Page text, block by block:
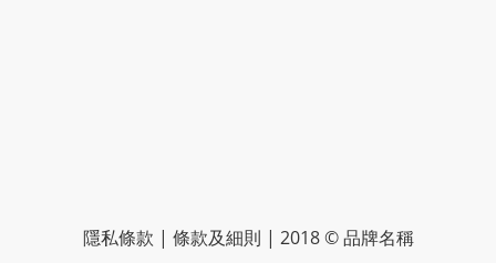
隱私條款 | 條款及細則 | 2018 © 品牌名稱